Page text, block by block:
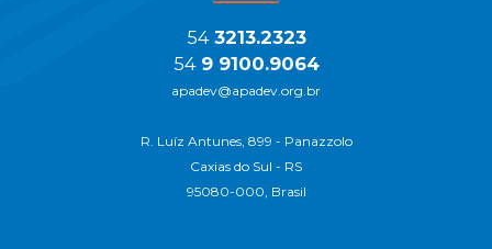
54 3213.2323
54 9 9100.9064
apadev@apadev.org.br
R. Luíz Antunes, 899 - Panazzolo
Caxias do Sul - RS
95080-000, Brasil